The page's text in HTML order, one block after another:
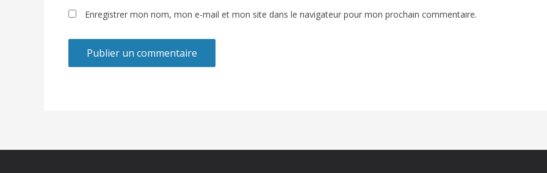
Enregistrer mon nom, mon e-mail et mon site dans le navigateur pour mon prochain commentaire.